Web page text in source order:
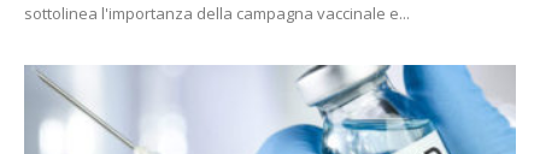
sottolinea l'importanza della campagna vaccinale e...